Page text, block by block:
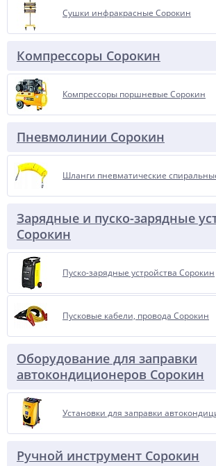
Сушки инфракрасные Сорокин
Компрессоры Сорокин
Компрессоры поршневые Сорокин
Пневмолинии Сорокин
Шланги пневматические
Зарядные и пуско-зарядные
Сорокин
Пуско-зарядные устройства Сорокин
Пусковые кабели, провода Сорокин
Оборудование для заправки
автокондиционеров Сорокин
Установки для заправки
Ручной инструмент Сорокин